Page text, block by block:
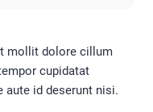
mollit dolore cillum
cupidatat
aute id deserunt nisi.